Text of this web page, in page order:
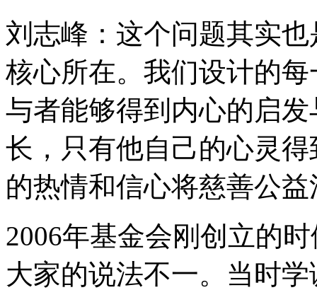
刘志峰：这个问题其实
核心所在。我们设计的
与者能够得到内心的启
长，只有他自己的心灵
的热情和信心将慈善公
2006年基金会刚创立的
大家的说法不一。当时